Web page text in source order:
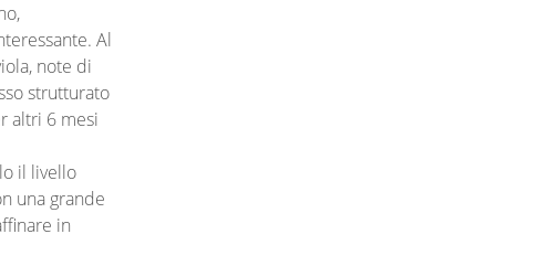
Al
note di
strutturato
altri 6 mesi
il livello
una grande
in